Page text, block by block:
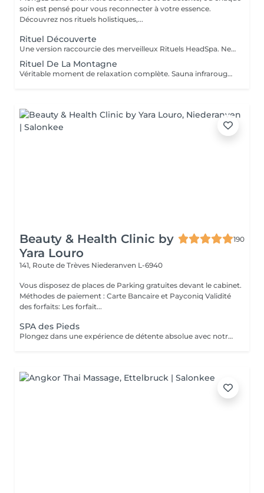
soin est pensé pour vous reconnecter à votre essence.
Découvrez nos rituels holistiques,...
Rituel Découverte
Une version raccourcie des merveilleux Rituels HeadSpa. Ne comprend pas : sauna + Douche, Bol d'air Jacquier et Fauteuil massant Shiatsu. Le soin comprend : Application d'huiles précieuses, hammam de la tête, bains rythmés avec méditation guidée, shampooing, massage crânien 20 min, cascade, rinçage avec une infusion Biologique, pulvérisation faciale Cette prestation ne comprend pas le coiffage. Veuillez préciser en note lors de la prise de rendez-vous, quel rituel vous souhaitez faire en version découverte (Montagne, Fleurs, Norvégien, Marin ou Méditerranéen )
Rituel De La Montagne
Véritable moment de relaxation complète. Sauna infrarouge, Massage shiatsu, bol d'air jacquier, douche. Onction du huiles précieuses, hammam crânien et facial, bains rythmés avec méditation guidée, exercices de sophrologie, shampooing, pose de masque et massage crânien, rituel de la cascade, rinçage à l'infusion de plantes qui clôture le soin. Ne comprend pas le séchage des cheveux.
Beauty & Health Clinic by
Yara Louro
190
141, Route de Trèves Niederanven L-6940
Vous disposez de places de Parking gratuites devant le cabinet.
Méthodes de paiement : Carte Bancaire et Payconiq Validité
des forfaits: Les forfait...
SPA des Pieds
Plongez dans une expérience de détente absolue avec notre Spa des Pieds, un rituel d'exception dédié au bien-être et à l'élégance. Vos pieds sont délicatement immergés dans un bain sensoriel enrichi en sels précieux et actifs relaxants, favorisant la détente profonde et la revitalisation. Le soin se poursuit par une exfoliation raffinée qui révèle une peau douce et soyeuse, suivie d'un massage expert aux gestes lents et enveloppants, libérant les tensions et rééquilibrant les énergies. Véritable moment de luxe et de sérénité, ce soin procure une sensation de légèreté durable et un confort absolu.